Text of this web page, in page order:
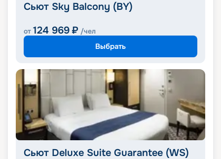
Сьют Sky Balcony (BY)
от 124 969 ₽ /чел
Выбрать
Сьют Deluxe Suite Guarantee (WS)